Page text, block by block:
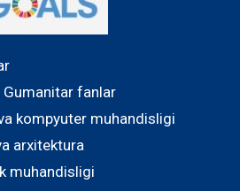
fanlar
kompyuter muhandisligi
arxitektura
muhandisligi